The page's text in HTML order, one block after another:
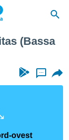
(Bassa
...
ovest